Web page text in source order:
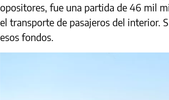
opositores, fue una partida de 46 mil
el transporte de pasajeros del interior.
esos fondos.